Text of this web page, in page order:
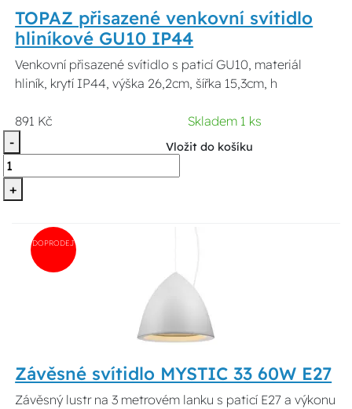
TOPAZ přisazené venkovní svítidlo
hliníkové GU10 IP44
Venkovní přisazené svítidlo s paticí GU10, materiál
hliník, krytí IP44, výška 26,2cm, šířka 15,3cm, h
891 Kč
Skladem 1 ks
-
+
Vložit do košíku
DOPRODEJ
Závěsné svítidlo MYSTIC 33 60W E27
Závěsný lustr na 3 metrovém lanku s paticí E27 a výkonu